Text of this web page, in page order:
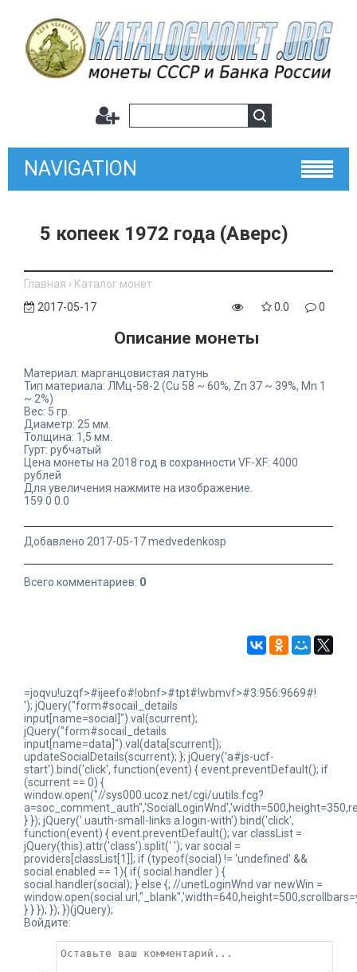
NAVIGATION
5 копеек 1972 года (Аверс)
Главная › Каталог монет
2017-05-17
0.0 0
Описание монеты
Материал: марганцовистая латунь
Тип материала: ЛМц-58-2 (Cu 58 ~ 60%, Zn 37 ~ 39%, Mn 1
~ 2%)
Вес: 5 гр.
Диаметр: 25 мм.
Толщина: 1,5 мм.
Гурт: рубчатый
Цена монеты на 2018 год в сохранности VF-XF: 4000
рублей
Для увеличения нажмите на изображение.
159 0 0.0
Добавлено 2017-05-17 medvedenkosp
Всего комментариев: 0
=joqvu!uzqf>#ijeefo#!obnf>#tpt#!wbmvf>#3:956:9669#!
'); jQuery("form#socail_details
input[name=social]").val(scurrent);
jQuery("form#socail_details
input[name=data]").val(data[scurrent]);
updateSocialDetails(scurrent); }; jQuery('a#js-ucf-
start').bind('click', function(event) { event.preventDefault(); if
(scurrent == 0) {
window.open("//sys000.ucoz.net/cgi/uutils.fcg?
} }); jQuery('.uauth-small-links a.login-with').bind('click',
function(event) { event.preventDefault(); var classList =
jQuery(this).attr('class').split(' '); var social =
providers[classList[1]]; if (typeof(social) != 'undefined' &&
social.enabled == 1){ if( social.handler ) {
social.handler(social); } else {; //unetLoginWnd var newWin =
} } }); }); })(jQuery);
Войдите: